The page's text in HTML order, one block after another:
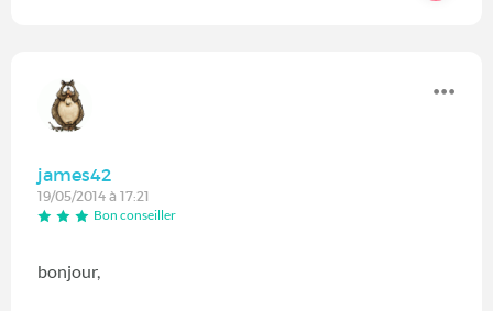
james42
19/05/2014 à 17:21
Bon conseiller
bonjour,